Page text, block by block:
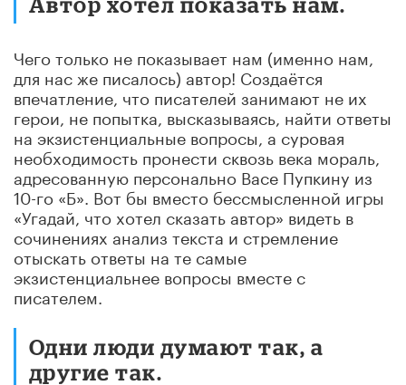
Чего только не показывает нам (именно нам,
для нас же писалось) автор! Создаётся
впечатление, что писателей занимают не их
герои, не попытка, высказываясь, найти ответы
на экзистенциальные вопросы, а суровая
необходимость пронести сквозь века мораль,
адресованную персонально Васе Пупкину из
10-го «Б». Вот бы вместо бессмысленной игры
«Угадай, что хотел сказать автор» видеть в
сочинениях анализ текста и стремление
отыскать ответы на те самые
экзистенциальнее вопросы вместе с
писателем.
Одни люди думают так, а
другие так.